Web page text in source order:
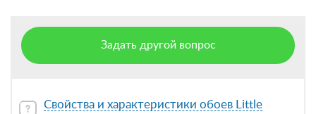
Задать другой вопрос
Свойства и характеристики обоев Little